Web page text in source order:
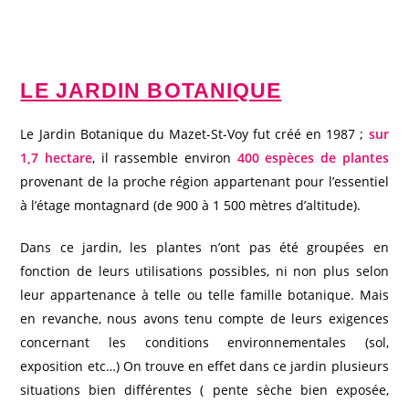
LE JARDIN BOTANIQUE
Le Jardin Botanique du Mazet-St-Voy fut créé en 1987 ; sur
1,7 hectare, il rassemble environ 400 espèces de plantes
provenant de la proche région appartenant pour l’essentiel
à l’étage montagnard (de 900 à 1 500 mètres d’altitude).
Dans ce jardin, les plantes n’ont pas été groupées en
fonction de leurs utilisations possibles, ni non plus selon
leur appartenance à telle ou telle famille botanique. Mais
en revanche, nous avons tenu compte de leurs exigences
concernant les conditions environnementales (sol,
exposition etc…) On trouve en effet dans ce jardin plusieurs
situations bien différentes ( pente sèche bien exposée,